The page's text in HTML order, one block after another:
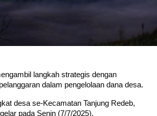
langkah strategis dengan
dalam pengelolaan dana desa.
desa se-Kecamatan Tanjung Redeb,
pada Senin (7/7/2025).